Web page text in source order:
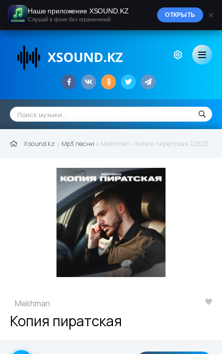
Xsound.kz » Mp3 песни » Mekhman - Копия пиратская (2021)
Mekhman
Копия пиратская
Наше приложение XSOUND.KZ
Слушай в фоне без ограничений
ОТКРЫТЬ ×